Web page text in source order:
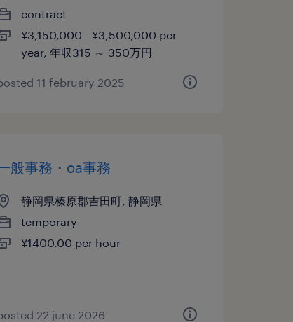
contract
¥3,150,000 - ¥3,500,000 per
year, 年収315 ～ 350万円
11 february 2025
般事務・oa事務
静岡県榛原郡吉田町, 静岡県
temporary
¥1400.00 per hour
22 june 2026